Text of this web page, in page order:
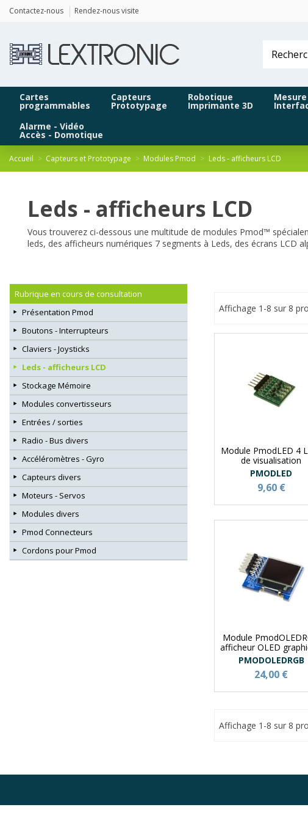
Contactez-nous Rendez-nous visite
Cartes
programmables
Capteurs
Prototypage
Robotique
Imprimante 3D
Mesure
Alarme - Vidéo
Accès - Domotique
Accueil Capteurs et Prototypage Modules Pmod Leds - afficheurs LCD
Leds - afficheurs LCD
Vous trouverez ci-dessous une multitude de modules Pmod™
leds, des afficheurs numériques 7 segments à Leds, des écrans LCD
Affichage 1-8 sur 8
Module PmodLED 4
de visualisation
PMODLED
9,60 €
Module
afficheur OLED
PMODOLEDRGB
24,00 €
Affichage 1-8 sur 8
Rubrique en cours de consultation
Présentation Pmod
Boutons - Interrupteurs
Claviers - Joysticks
Leds - afficheurs LCD
Stockage Mémoire
Modules convertisseurs
Entrées / sorties
Radio - Bus divers
Accéléromètres - Gyro
Capteurs divers
Moteurs - Servos
Modules divers
Pmod Connecteurs
Cordons pour Pmod
Panneau de gestion des cookies